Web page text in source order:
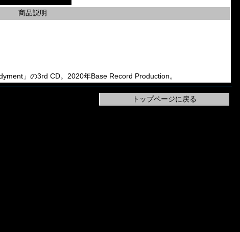
商品説明
」の3rd CD。2020年Base Record Production。